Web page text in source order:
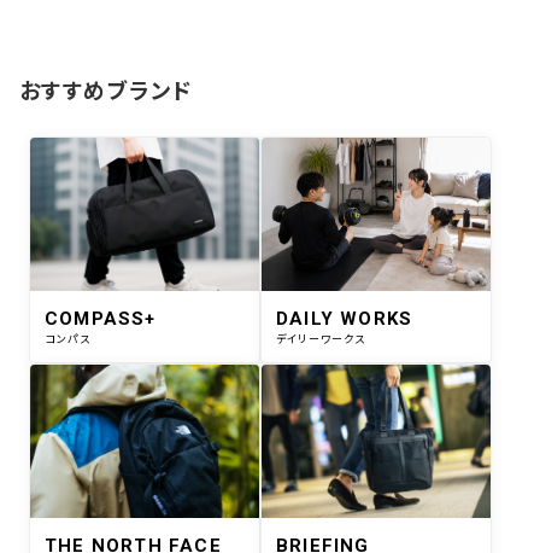
おすすめブランド
COMPASS+
コンパス
DAILY WORKS
デイリーワークス
THE NORTH FACE BRIEFING